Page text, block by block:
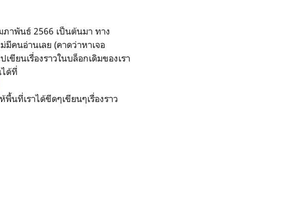
าพันธ์ 2566 เป็นต้นมา ทาง
คนอ่านเลย (คาดว่าหาเจอ
ยนเรื่องราวในบล็อกเดิมของเรา
ด้ที่
ที่เราได้ขีดๆเขียนๆเรื่องราว